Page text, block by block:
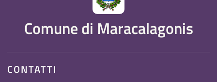
Comune di Maracalagonis
CONTATTI